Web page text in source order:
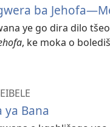
ba
ye go dira dilo
, ke moka o
ya Bana